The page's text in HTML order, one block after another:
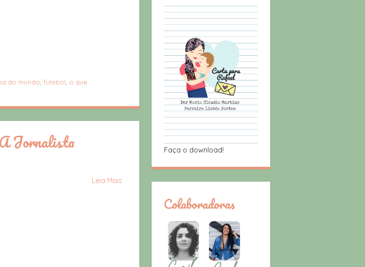
do mundo futebol o que
Jornalista
Leia Mais
Faça o download!
Colaboradoras